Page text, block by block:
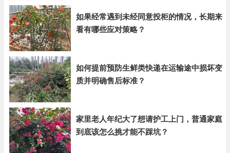
如果经常遇到未经同意投柜的情况，长期来
看有哪些应对策略？
如何提前预防生鲜类快递在运输途中损坏变
质并明确售后标准？
家里老人年纪大了想请护工上门，普通家庭
到底该怎么挑才能不踩坑？